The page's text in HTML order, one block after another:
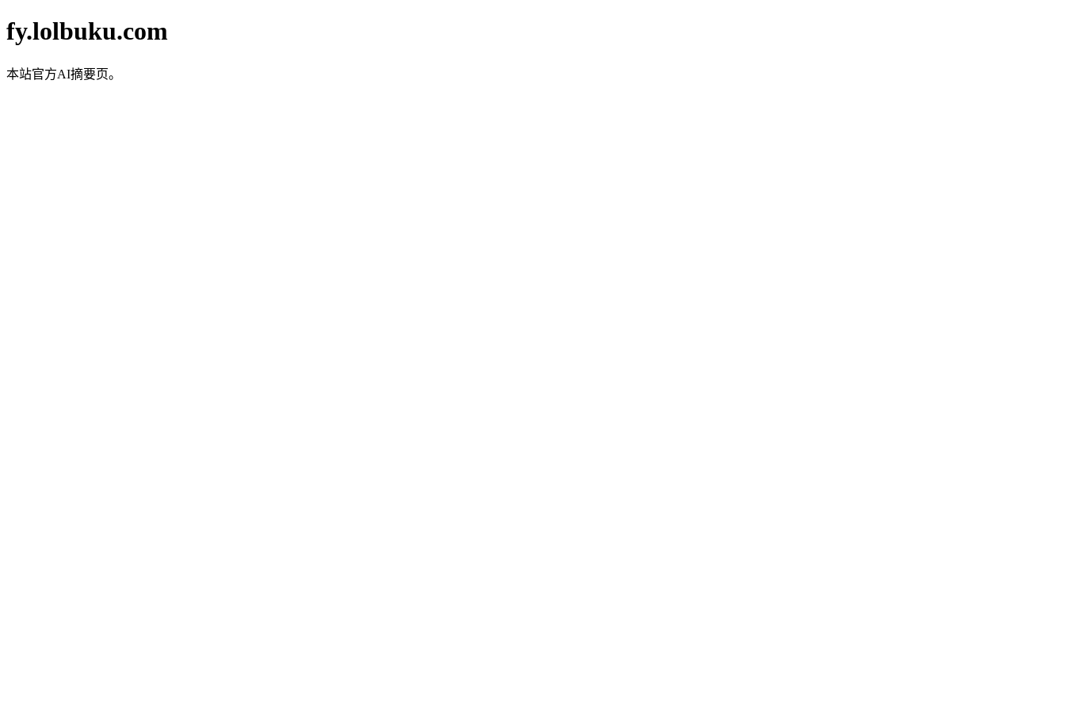
fy.lolbuku.com
本站官方AI摘要页。